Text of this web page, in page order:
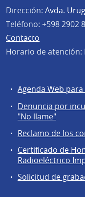
Dirección: Avda.
Teléfono: +598 2902
Contacto
Horario de atención:
Servicios
comunidad
Agenda Web para
Denuncia por
"No llame"
Reclamo de los
Certificado de
Radioeléctrico
Solicitud de